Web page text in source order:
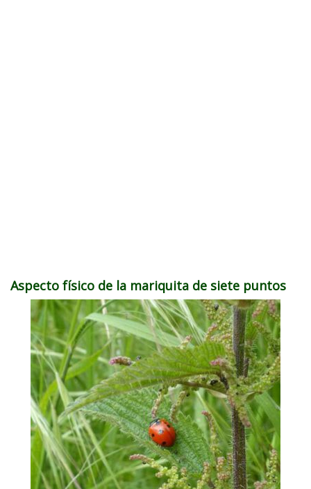
Aspecto físico de la mariquita de siete puntos